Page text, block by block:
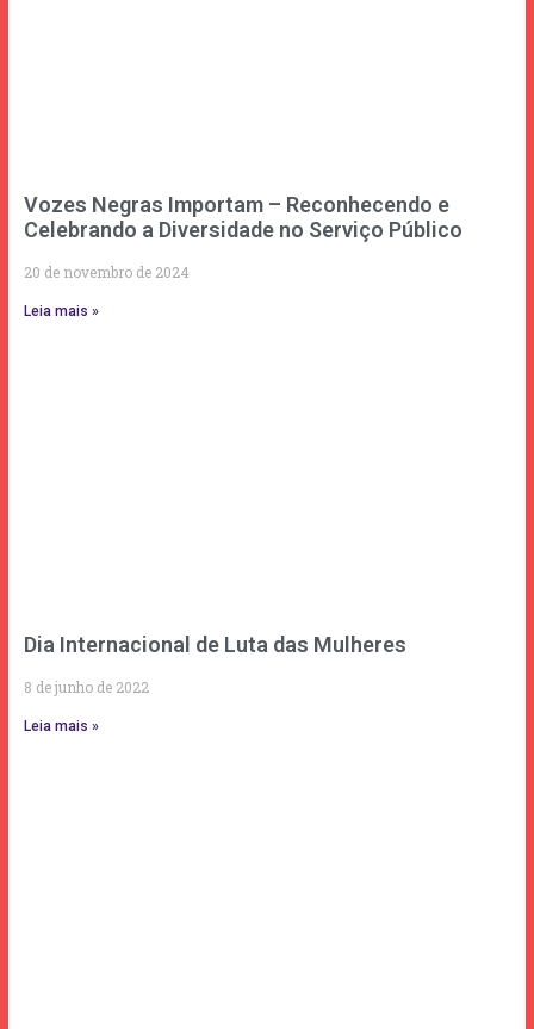
Vozes Negras Importam – Reconhecendo e
Celebrando a Diversidade no Serviço Público
20 de novembro de 2024
Leia mais »
Dia Internacional de Luta das Mulheres
8 de junho de 2022
Leia mais »